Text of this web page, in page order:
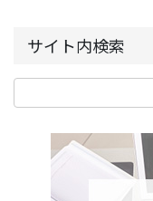
サイト内検索